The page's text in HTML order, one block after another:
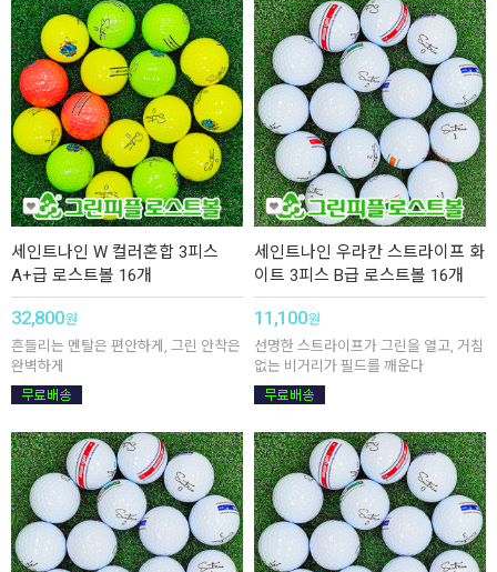
세인트나인 W 컬러혼합 3피스
A+급 로스트볼 16개
32,800원
흔들리는 멘탈은 편안하게, 그린 안착은
완벽하게
세인트나인 우라칸 스트라이프 화
이트 3피스 B급 로스트볼 16개
11,100원
선명한 스트라이프가 그린을 열고, 거침
없는 비거리가 필드를 깨운다